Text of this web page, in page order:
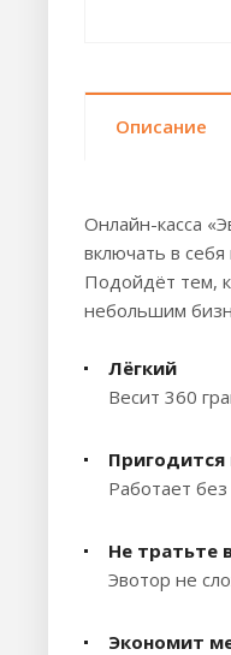
Описание
Онлайн-касса
включать в
Подойдёт тем,
небольшим
Лёгкий
Весит 360
Пригодится
Работает
Не тратьте
Эвотор не
Экономит